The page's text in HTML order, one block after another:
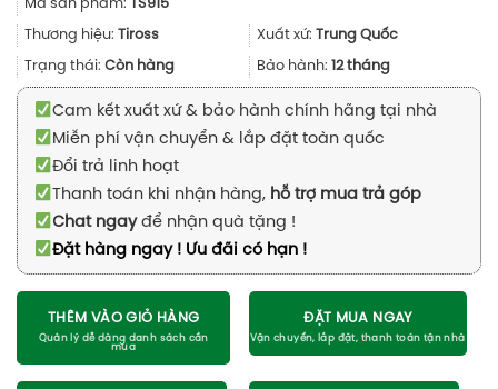
2.437.500₫.là:
1.460.000₫.
Mã sản phẩm: TS915
Thương hiệu: Tiross Xuất xứ: Trung Quốc
Trạng thái: Còn hàng Bảo hành: 12 tháng
Cam kết xuất xứ & bảo hành chính hãng tại nhà
Miễn phí vận chuyển & lắp đặt toàn quốc
Đổi trả linh hoạt
Thanh toán khi nhận hàng, hỗ trợ mua trả góp
Chat ngayđể nhận quà tặng !
Đặt hàng ngay ! Ưu đãi có hạn !
THÊM VÀO GIỎ HÀNG ĐẶT MUA NGAY